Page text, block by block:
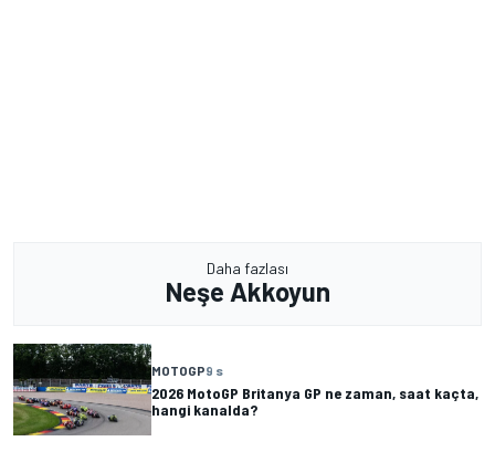
Daha fazlası
Neşe Akkoyun
MOTOGP9 s
2026 MotoGP Britanya GP ne zaman, saat kaçta,
hangi kanalda?